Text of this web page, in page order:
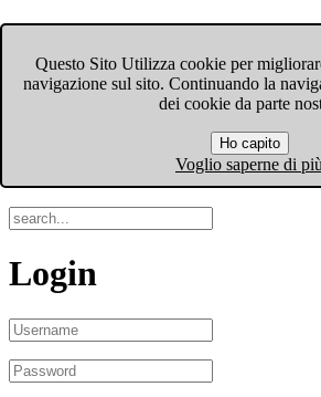
Questo Sito Utilizza cookie per
navigazione sul sito. Continuando la
dei cookie da parte
Ho capito
Voglio saperne di
Menu
Login